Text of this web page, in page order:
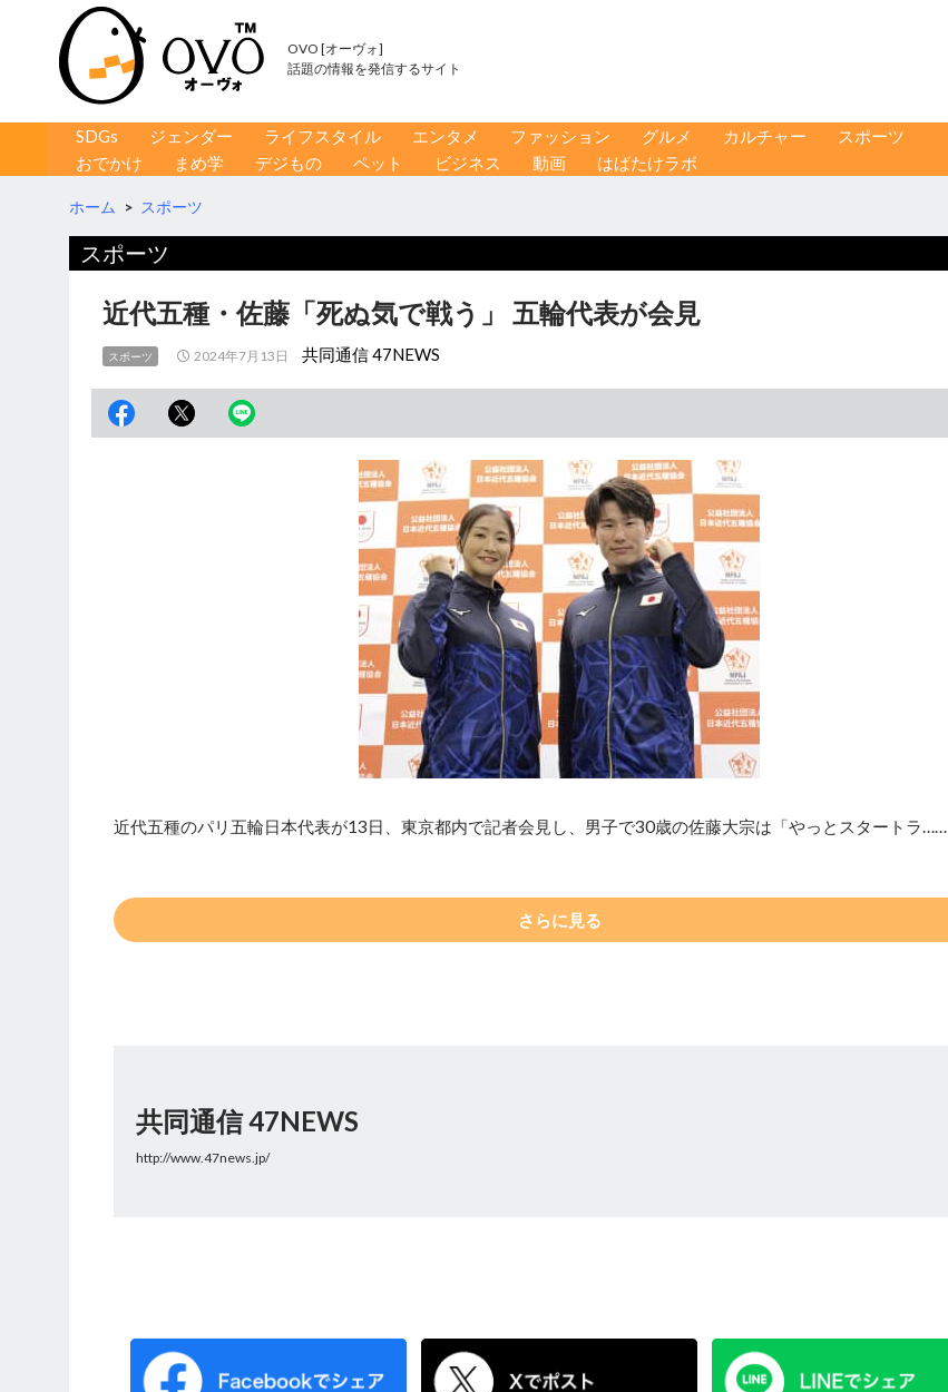
OVO [オーヴォ]
話題の情報を発信するサイト
コンテンツへ移動
SDGs ジェンダー ライフスタイル エンタメ ファッション グルメ カルチャー
スポーツ
おでかけ
まめ学 デジもの ペット ビジネス 動画 はばたけラボ
ホーム > スポーツ
スポーツ
近代五種・佐藤「死ぬ気で戦う」 五輪代表が会見
スポーツ 2024年7月13日 共同通信 47NEWS
近代五種のパリ五輪日本代表が13日、東京都内で記者会見し、男子で30歳の佐藤大宗は「やっとスタートラ……
さらに見る
共同通信 47NEWS
http://www.47news.jp/